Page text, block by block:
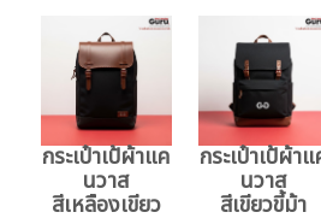
กระเป๋าเป้ผ้าแค
นวาส
สีเหลืองเขียว
กระเป๋าเป้ผ้า
นวาส
สีเขียวขี้ม้า